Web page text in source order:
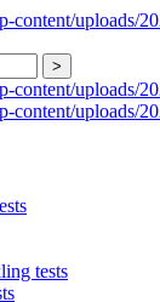
tests